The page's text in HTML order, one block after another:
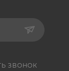
ЗВОНОК